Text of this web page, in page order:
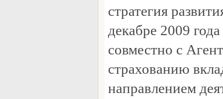
стратегия
декабре 2009
совместно с
страхованию
направлением